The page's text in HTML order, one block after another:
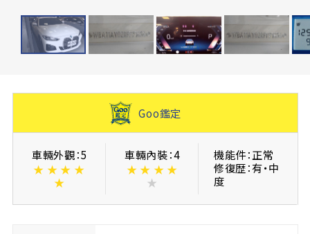
Goo鑑定
車輛外觀：5
★ ★ ★ ★
★
車輛內裝：4
★ ★ ★ ★
★
機能件：正常
修復歴：有・中
度